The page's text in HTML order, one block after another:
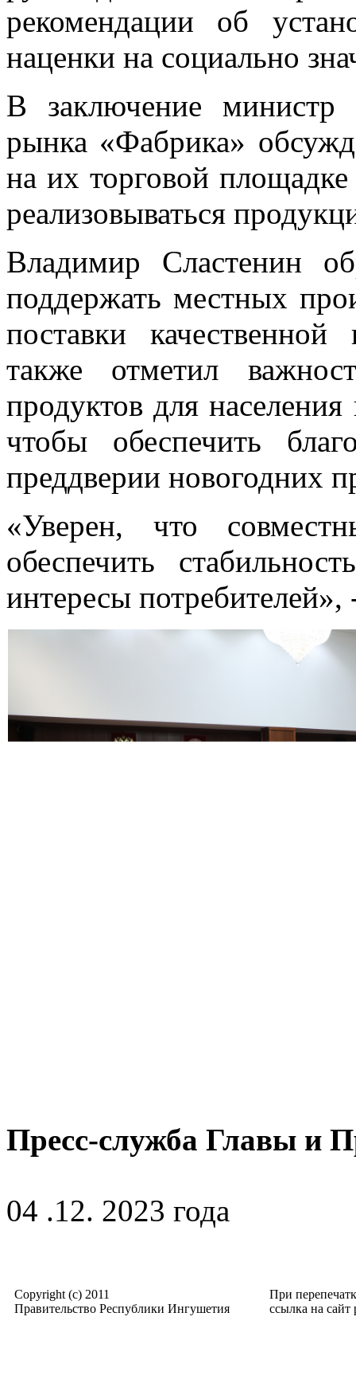
рекомендации об
наценки на социально
В заключение министр
рынка «Фабрика»
на их торговой
реализовываться
Владимир Сластенин
поддержать местных
поставки
также отметил
продуктов для
чтобы обеспечить
преддверии новогодних
«Уверен, что
обеспечить
интересы
Пресс-служба Главы и
04 .12. 2023 года
Copyright (c) 2011
Правительство Республики Ингушетия
При
ссылка на сайт